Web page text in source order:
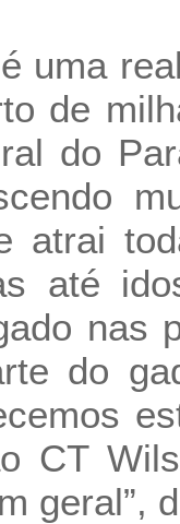
uma
de
do
atrai
até
nas
do
CT
geral”,